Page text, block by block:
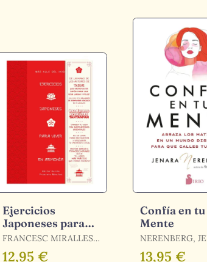
Ejercicios
Japoneses para
Vivir en Armonía.
Más Allá del Ikigai
FRANCESC MIRALLES,
HÉCTOR GARCÍA
12,95 €
Confía en tu
Mente
NERENBERG,
13,95 €